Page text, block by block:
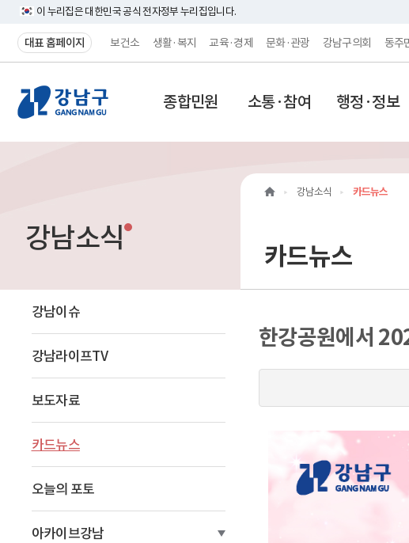
이 누리집은 대한민국 공식 전자정부 누리집입니다.
대표 홈페이지 보건소 생활·복지 교육·경제 문화·관광 강남구의회 동주
강
남
페
이
지
메
인
이
동
종합민원 소통·참여 행정·정보
강남소식
강남이슈
강남라이프TV
보도자료
카드뉴스
오늘의 포토
아카이브강남
강남소식 카드뉴스
카드뉴스
한강공원에서